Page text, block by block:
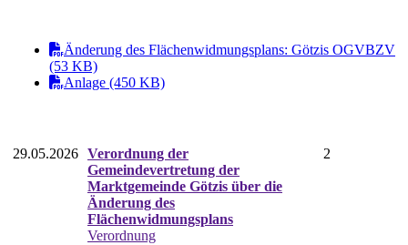
Änderung des Flächenwidmungsplans: Götzis OGVBZV
(53 KB)
Anlage (450 KB)
29.05.2026 Verordnung der
Gemeindevertretung der
Marktgemeinde Götzis über die
Änderung des
Flächenwidmungsplans
Verordnung
2